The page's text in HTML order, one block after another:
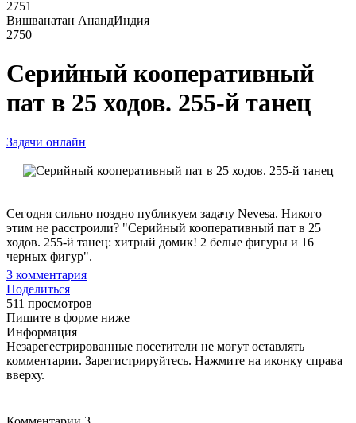
2751
Вишванатан АнандИндия
2750
Серийный кооперативный
пат в 25 ходов. 255-й танец
Задачи онлайн
Сегодня сильно поздно публикуем задачу Nevesa. Никого
этим не расстроили? "Серийный кооперативный пат в 25
ходов. 255-й танец: хитрый домик! 2 белые фигуры и 16
черных фигур".
3 комментария
Поделиться
511 просмотров
Пишите в форме ниже
Информация
Незарегестрированные посетители не могут оставлять
комментарии. Зарегистрируйтесь. Нажмите на иконку справа
вверху.